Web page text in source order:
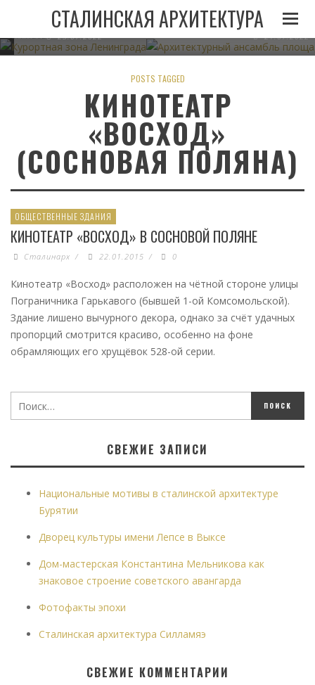
СТАЛИНСКАЯ АРХИТЕКТУРА
05.11.2022
ЛЕНИНГРАДА ПРИ
СТАЛИНЕ
23.07.2022
АРХИТЕКТУРНЫЙ АНСАМБЛЬ
В МИНСКЕ
21.07.2022
POSTS TAGGED
КИНОТЕАТР
«ВОСХОД»
(СОСНОВАЯ ПОЛЯНА)
ОБЩЕСТВЕННЫЕ ЗДАНИЯ
КИНОТЕАТР «ВОСХОД» В СОСНОВОЙ ПОЛЯНЕ
Сталинарх / 22.01.2015 / 0
Кинотеатр «Восход» расположен на чётной стороне улицы
Пограничника Гарькавого (бывшей 1-ой Комсомольской).
Здание лишено вычурного декора, однако за счёт удачных
пропорций смотрится красиво, особенно на фоне
обрамляющих его хрущёвок 528-ой серии.
СВЕЖИЕ ЗАПИСИ
Национальные мотивы в сталинской архитектуре
Бурятии
Дворец культуры имени Лепсе в Выксе
Дом-мастерская Константина Мельникова как
знаковое строение советского авангарда
Фотофакты эпохи
Сталинская архитектура Силламяэ
СВЕЖИЕ КОММЕНТАРИИ